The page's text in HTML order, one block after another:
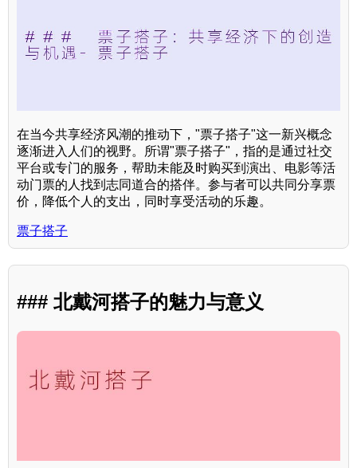
在当今共享经济风潮的推动下，"票子搭子"这一新兴概念
逐渐进入人们的视野。所谓"票子搭子"，指的是通过社交
平台或专门的服务，帮助未能及时购买到演出、电影等活
动门票的人找到志同道合的搭伴。参与者可以共同分享票
价，降低个人的支出，同时享受活动的乐趣。
票子搭子
### 北戴河搭子的魅力与意义